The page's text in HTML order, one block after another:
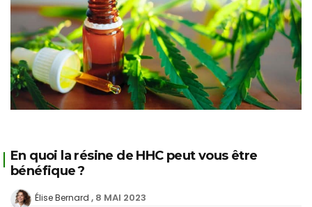
En quoi la résine de HHC peut vous être
bénéfique ?
Élise Bernard 8 MAI 2023